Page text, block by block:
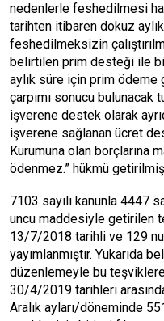
nedenlerle feshedilmesi
tarihten itibaren dokuz
feshedilmeksizin
belirtilen prim desteği ile
aylık süre için prim ödeme
çarpımı sonucu bulunacak
işverene destek olarak
işverene sağlanan ücret
Kurumuna olan borçlarına
ödenmez.” hükmü
7103 sayılı kanunla 4447
uncu maddesiyle getirilen
13/7/2018 tarihli ve 129
yayımlanmıştır. Yukarıda
düzenlemeyle bu
30/4/2019 tarihleri
Aralık ayları/döneminde